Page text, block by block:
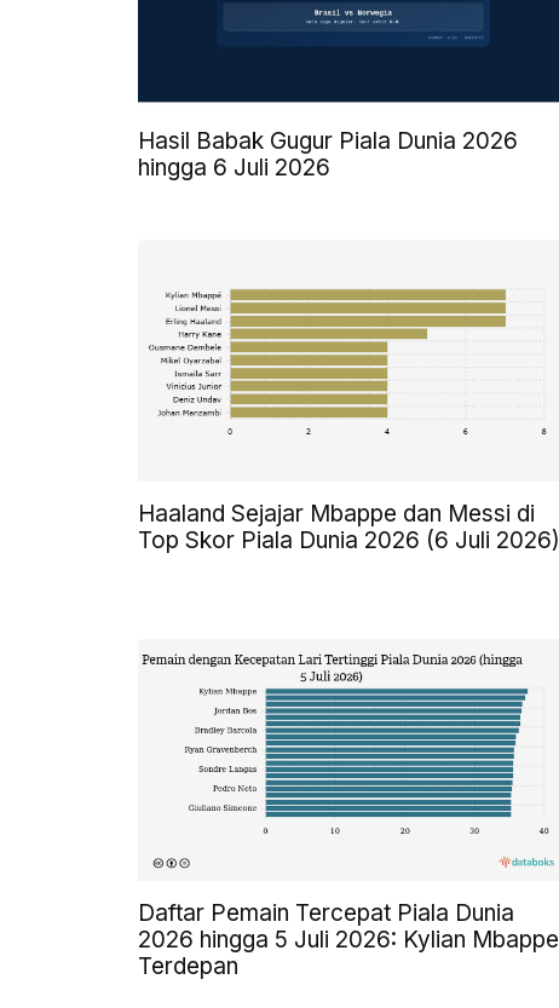
Hasil Babak Gugur Piala Dunia 2026
hingga 6 Juli 2026
Haaland Sejajar Mbappe dan Messi di
Top Skor Piala Dunia 2026 (6 Juli 2026)
Daftar Pemain Tercepat Piala Dunia
2026 hingga 5 Juli 2026: Kylian Mbappe
Terdepan